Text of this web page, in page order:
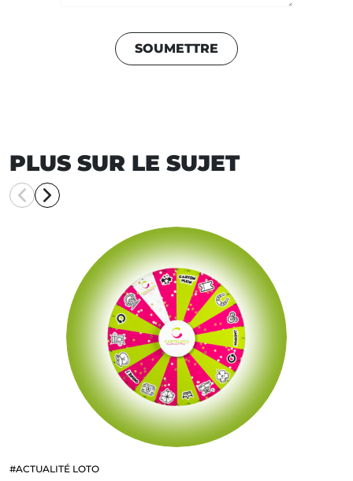
SOUMETTRE
PLUS SUR LE SUJET
#ACTUALITÉ LOTO